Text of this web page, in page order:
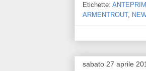
Etichette:
ARMENTROUT,
sabato 27 aprile